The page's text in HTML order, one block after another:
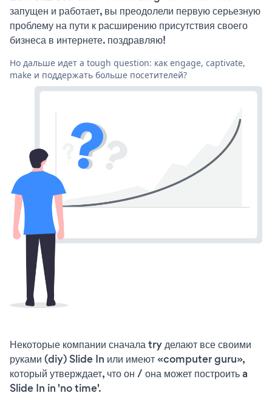
запущен и работает, вы преодолели первую серьезную
проблему на пути к расширению присутствия своего
бизнеса в интернете. поздравляю!
Но дальше идет a tough question: как engage, captivate,
make и поддержать больше посетителей?
Некоторые компании сначала try делают все своими
руками (diy) Slide In или имеют «computer guru»,
который утверждает, что он / она может построить a
Slide In in 'no time'.